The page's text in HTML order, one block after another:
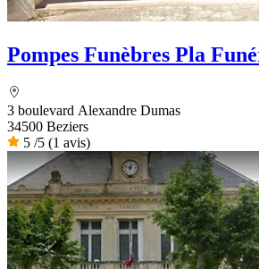
Pompes Funèbres Pla
3 boulevard Alexandre Dumas
34500 Beziers
5 /5 (1 avis)